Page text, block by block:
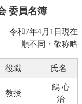
委員名簿
令和7年4月1日現在
順不同・敬称略
役職 氏名
教授
鵤 心
治